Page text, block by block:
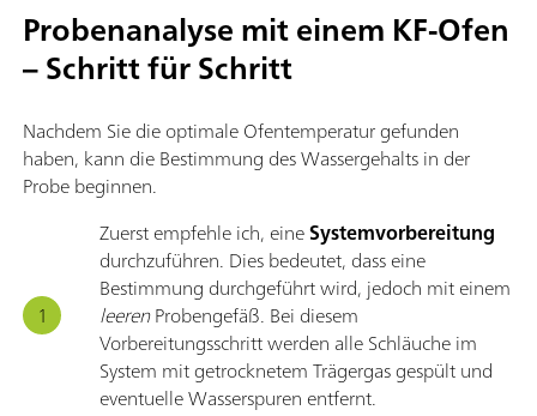
Probenanalyse mit einem KF-Ofen
– Schritt für Schritt
Nachdem Sie die optimale Ofentemperatur gefunden
haben, kann die Bestimmung des Wassergehalts in der
Probe beginnen.
Zuerst empfehle ich, eineSystemvorbereitung
durchzuführen. Dies bedeutet, dass eine
Bestimmung durchgeführt wird, jedoch mit einem
leerenProbengefäß. Bei diesem
Vorbereitungsschritt werden alle Schläuche im
System mit getrocknetem Trägergas gespült und
eventuelle Wasserspuren entfernt.